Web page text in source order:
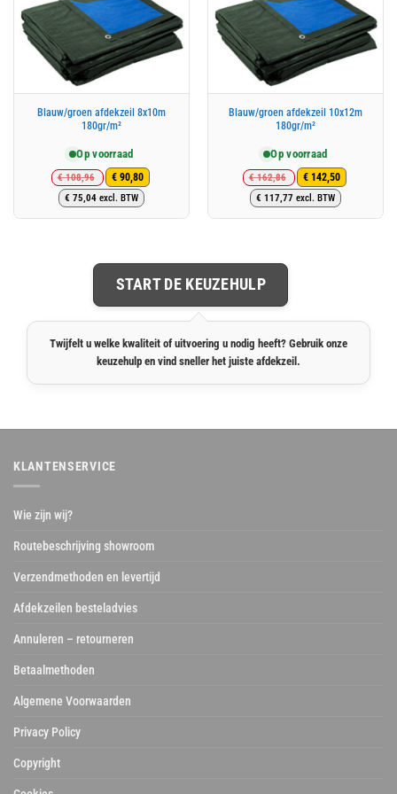
Blauw/groen afdekzeil 8x10m
180gr/m²
Op voorraad
€108,96
Oorspronkelijke
prijs
was:
€ 90,80
Huidige
prijs
is:
€ 75,04 excl. BTW
Blauw/groen afdekzeil 10x12m
180gr/m²
Op voorraad
€162,86
Oorspronkelijke
prijs
was:
€ 142,50
Huidige
prijs
is:
€ 117,77 excl. BTW
START DE KEUZEHULP
Twijfelt u welke kwaliteit of uitvoering u nodig heeft? Gebruik onze
keuzehulp en vind sneller het juiste afdekzeil.
KLANTENSERVICE
Wie zijn wij?
Routebeschrijving showroom
Verzendmethoden en levertijd
Afdekzeilen besteladvies
Annuleren – retourneren
Betaalmethoden
Algemene Voorwaarden
Privacy Policy
Copyright